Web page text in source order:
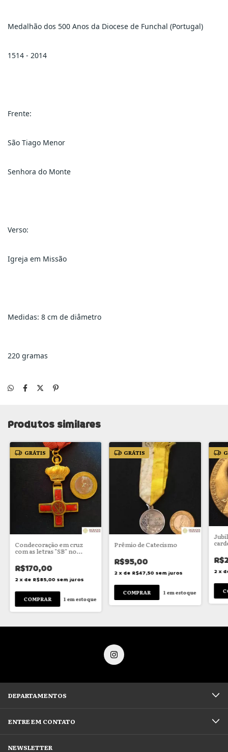
Medalhão dos 500 Anos da Diocese de Funchal (Portugal)
1514 - 2014
Frente:
São Tiago Menor
Senhora do Monte
Verso:
Igreja em Missão
Medidas: 8 cm de diâmetro
220 gramas
Produtos similares
GRÁTIS
Condecoração em cruz
com as letras "SB" no
R$170,00
2 x de R$85,00 sem juros
1 em estoque
GRÁTIS
Prêmio de Catecismo
R$95,00
2 x de R$47,50 sem juros
1 em estoque
2 x
DEPARTAMENTOS
ENTRE EM CONTATO
NEWSLETTER